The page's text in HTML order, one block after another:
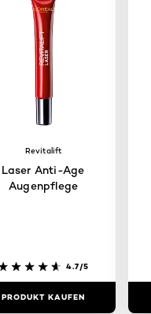
Revitalift
Laser Anti-Age
Augenpflege
4.7/5
PRODUKT KAUFEN